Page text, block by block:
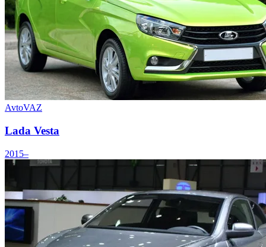
AvtoVAZ
Lada Vesta
2015–